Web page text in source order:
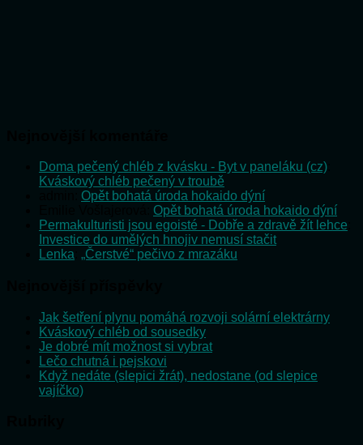
Doma pečený chléb z kvásku - Byt v paneláku (cz)
Kváskový chléb pečený v troubě
Opět bohatá úroda hokaido dýní
Opět bohatá úroda hokaido dýní
Permakulturisti jsou egoisté - Dobře a zdravě žít lehce
Investice do umělých hnojiv nemusí stačit
Lenka „Čerstvé“ pečivo z mrazáku
Jak šetření plynu pomáhá rozvoji solární elektrárny
Kváskový chléb od sousedky
Je dobré mít možnost si vybrat
Lečo chutná i pejskovi
Když nedáte (slepici žrát), nedostane (od slepice
vajíčko)